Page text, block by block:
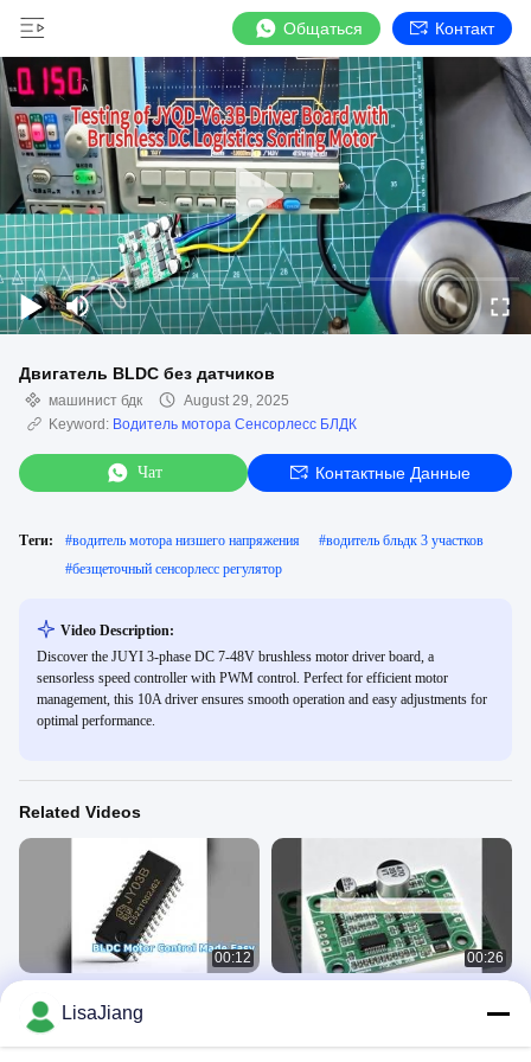
Общаться Контакт
Двигатель BLDC без датчиков
машинист бдк
August 29, 2025
Keyword: Водитель мотора Сенсорлесс БЛДК
Чат Контактные Данные
Теги: #водитель мотора низшего напряжения #водитель бльдк 3 участков
#безщеточный сенсорлесс регулятор
Video Description:
Discover the JUYI 3-phase DC 7-48V brushless motor driver board, a
sensorless speed controller with PWM control. Perfect for efficient motor
management, this 10A driver ensures smooth operation and easy adjustments for
optimal performance.
Related Videos
00:12
5 А бездатчиковое управление
00:26
плата драйвера двигателя BLDC,
LisaJiang